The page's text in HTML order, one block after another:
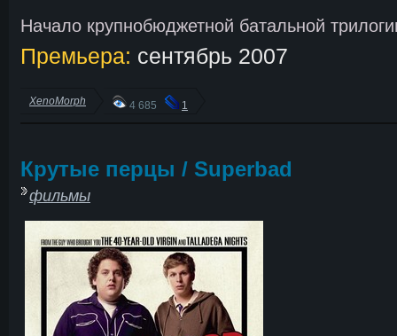
Начало крупнобюджетной батальной
Премьера: сентябрь 2007
XenoMorph 4 685 1
Крутые перцы / Superbad
фильмы